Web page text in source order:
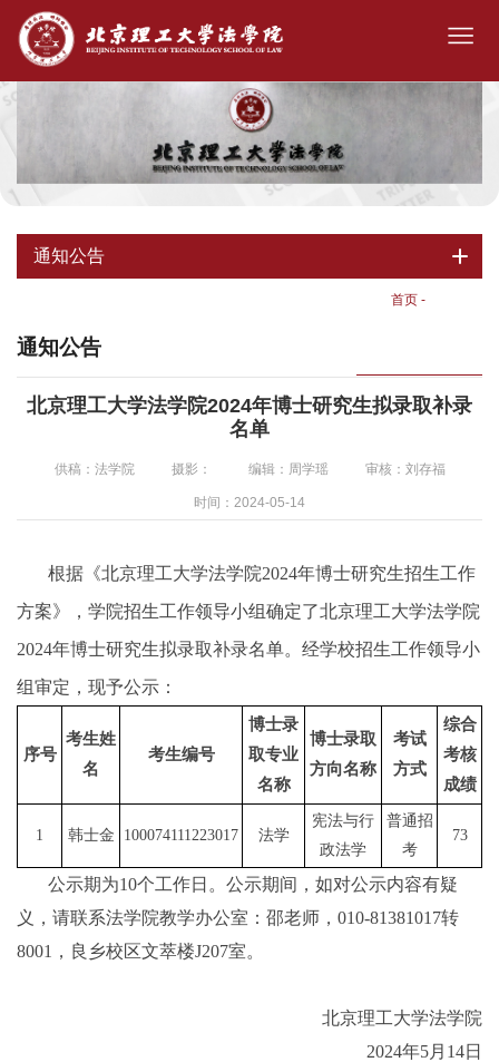
通知公告
首页 -
通知公告
北京理工大学法学院2024年博士研究生拟录取补录
名单
供稿：法学院 摄影： 编辑：周学瑶 审核：刘存福
时间：2024-05-14
根据《北京理工大学法学院2024年博士研究生招生工作
方案》，学院招生工作领导小组确定了北京理工大学法学院
2024年博士研究生拟录取补录名单。经学校招生工作领导小
组审定，现予公示：
序号
考生姓
名
考生编号
博士录
取专业
名称
博士录取
方向名称
考试
方式
综合
考核
成绩
1 韩士金 100074111223017 法学
宪法与行
政法学
普通招
考
73
公示期为10个工作日。公示期间，如对公示内容有疑
义，请联系法学院教学办公室：邵老师，010-81381017转
8001，良乡校区文萃楼J207室。
北京理工大学法学院
2024年5月14日